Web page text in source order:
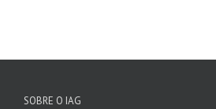
SOBRE O IAG